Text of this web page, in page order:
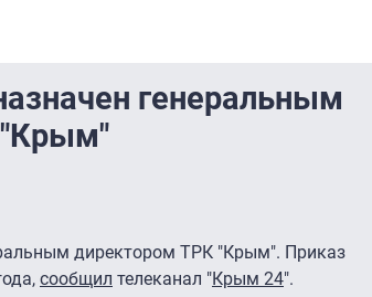
генеральным
директором ТРК "Крым". Приказ
сообщил телеканал "Крым 24".